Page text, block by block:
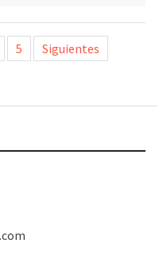
5 Siguientes